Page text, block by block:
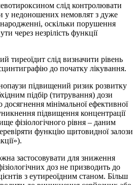
слід контролювати
у недоношених немовлят з дуже
оскільки порушення
через незрілість функції
тиреоїдит слід визначити рівень
до початку лікування.
підвищений ризик розвитку
підбір (титрування) дози
мінімальної ефективної
підвищення концентрації
фізіологічного рівня – даним
функцію щитовидної залози
застосовувати для зниження
доз не призводить до
з еутиреоїдним станом. Більш